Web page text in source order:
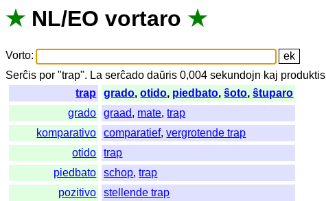
★ NL/EO vortaro ★
Vorto:
Serĉis por "trap". La serĉado daŭris 0,004sekundojn kaj produktis
trap
grado,otido, piedbato,ŝoto,ŝtuparo
grado
graad, mate,trap
komparativo
comparatief,vergrotende trap
otido
trap
piedbato
schop,trap
pozitivo
stellende trap